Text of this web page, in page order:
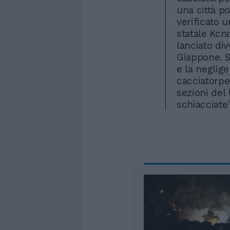
una città
verificato
statale
lanciato
Giappone.
e la
sezioni del